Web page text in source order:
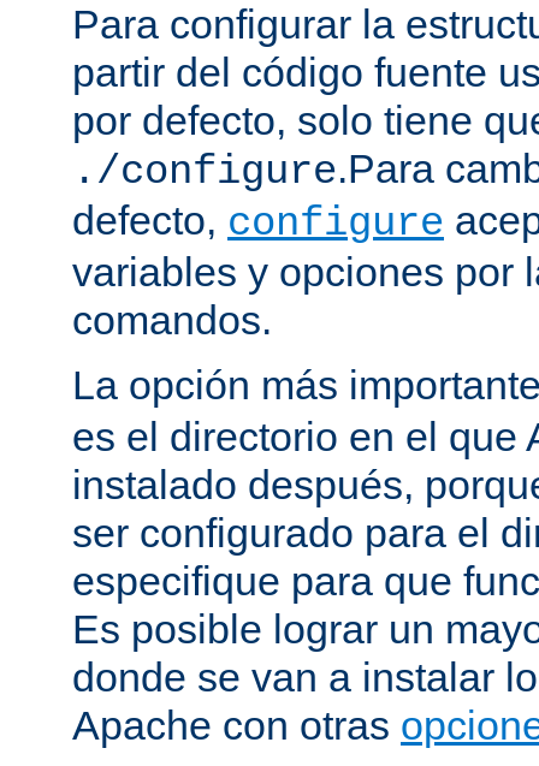
Para configurar la
partir del código fuente
por defecto, solo tiene
./configure.Para
defecto, configure
variables y opciones por
comandos.
La opción más
es el directorio en el que
instalado después,
ser configurado para el
especifique para que
Es posible lograr un
donde se van a instalar
Apache con otras